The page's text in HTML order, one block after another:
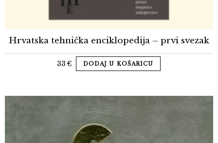
Hrvatska tehnička enciklopedija – prvi svezak
33 € DODAJ U KOŠARICU